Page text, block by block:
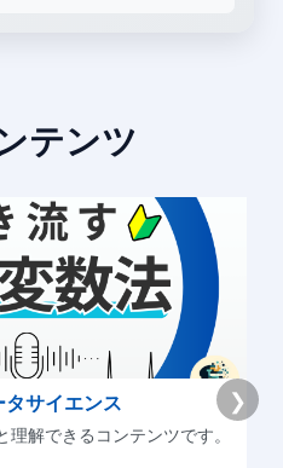
テンツ
❯
サイエンス
解できるコンテンツです。